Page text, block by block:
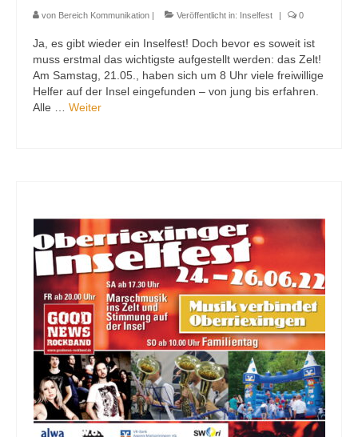
von Bereich Kommunikation Veröffentlicht in: Inselfest 0
Ja, es gibt wieder ein Inselfest! Doch bevor es soweit ist
muss erstmal das wichtigste aufgestellt werden: das Zelt!
Am Samstag, 21.05., haben sich um 8 Uhr viele freiwillige
Helfer auf der Insel eingefunden – von jung bis erfahren.
Alle … Weiter